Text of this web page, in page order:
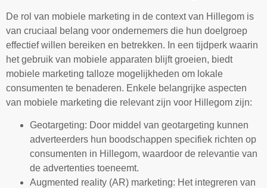
De rol van mobiele marketing in de context van Hillegom is
van cruciaal belang voor ondernemers die hun doelgroep
effectief willen bereiken en betrekken. In een tijdperk waarin
het gebruik van mobiele apparaten blijft groeien, biedt
mobiele marketing talloze mogelijkheden om lokale
consumenten te benaderen. Enkele belangrijke aspecten
van mobiele marketing die relevant zijn voor Hillegom zijn:
Geotargeting: Door middel van geotargeting kunnen
adverteerders hun boodschappen specifiek richten op
consumenten in Hillegom, waardoor de relevantie van
de advertenties toeneemt.
Augmented reality (AR) marketing: Het integreren van